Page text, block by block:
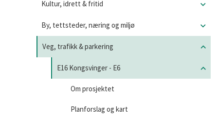
Kultur, idrett & fritid
By, tettsteder, næring og miljø
Veg, trafikk & parkering
E16 Kongsvinger - E6
Om prosjektet
Planforslag og kart